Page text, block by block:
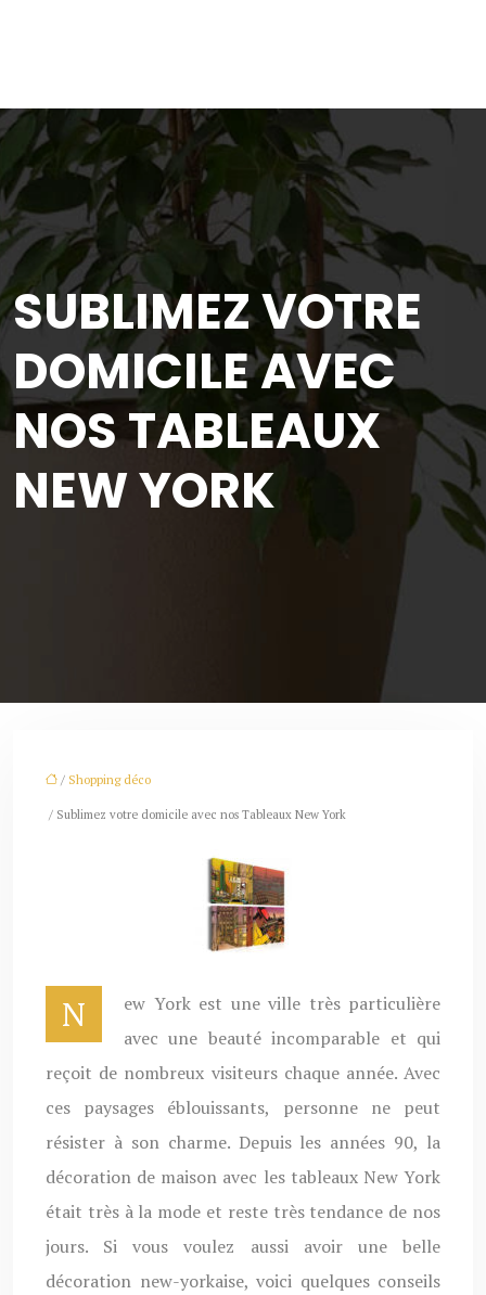
SUBLIMEZ VOTRE
DOMICILE AVEC
NOS TABLEAUX
NEW YORK
/ Shopping déco
/ Sublimez votre domicile avec nos Tableaux New York
New York est une ville très particulière
avec une beauté incomparable et qui
reçoit de nombreux visiteurs chaque année. Avec
ces paysages éblouissants, personne ne peut
résister à son charme. Depuis les années 90, la
décoration de maison avec les tableaux New York
était très à la mode et reste très tendance de nos
jours. Si vous voulez aussi avoir une belle
décoration new-yorkaise, voici quelques conseils